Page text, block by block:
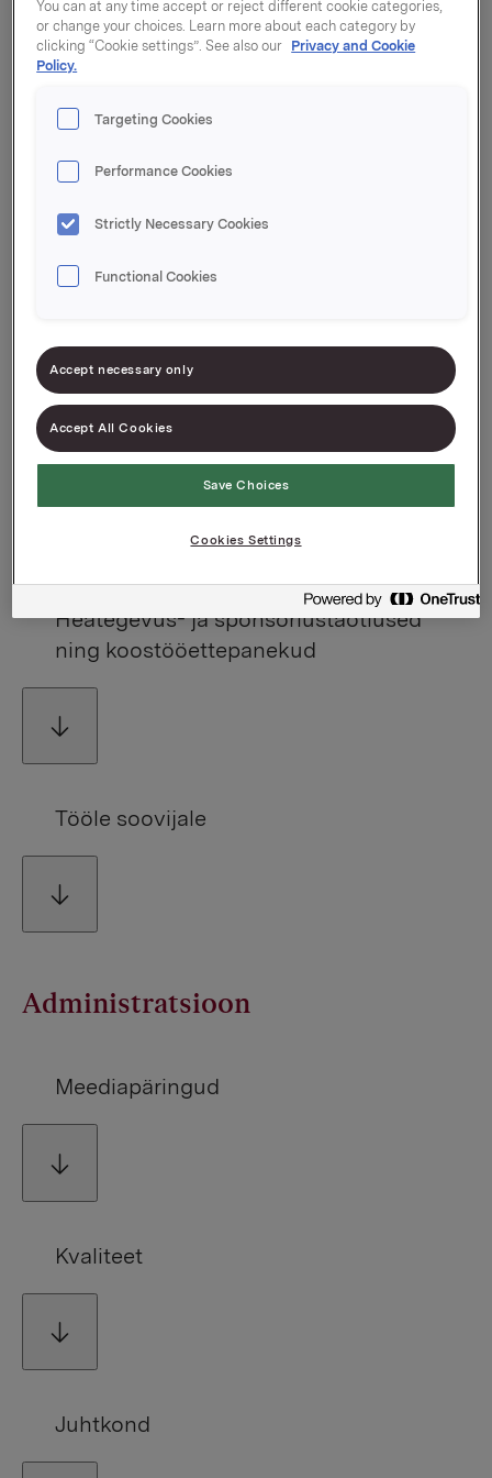
Kalevi tehas
Arvete saatmine
Tagasiside toodete kvaliteedi kohta
Heategevus- ja sponsorlustaotlused
ning koostööettepanekud
Tööle soovijale
Administratsioon
Meediapäringud
Kvaliteet
Juhtkond
You can at any time accept or reject different cookie categories,
or change your choices. Learn more about each category by
clicking “Cookie settings”. See also our Privacy and Cookie
Policy.
Targeting Cookies
Performance Cookies
Strictly Necessary Cookies
Functional Cookies
Accept necessary only
Accept All Cookies
Save Choices
Cookies Settings